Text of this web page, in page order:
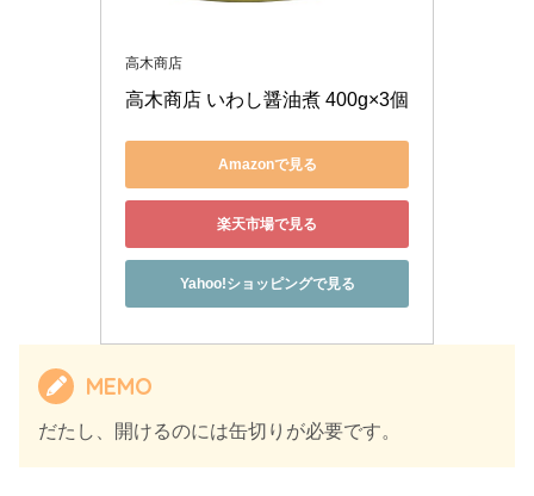
高木商店
高木商店 いわし醤油煮 400g×3個
Amazonで見る
楽天市場で見る
Yahoo!ショッピングで見る
MEMO
だたし、開けるのには缶切りが必要です。